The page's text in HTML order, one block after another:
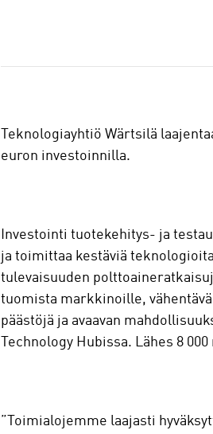
a
Teknologiayhtiö Wärtsilä
euron investoinnilla.
Investointi tuotekehitys- ja
ja toimittaa kestäviä
tulevaisuuden
tuomista markkinoille,
päästöjä ja avaavan
Technology Hubissa. Lähes 8
”Toimialojemme laajasti